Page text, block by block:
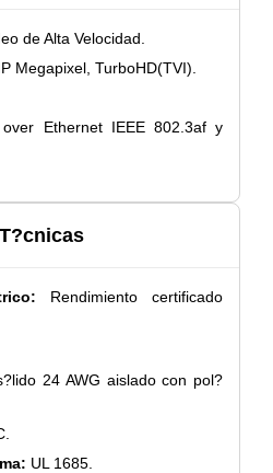
de Alta Velocidad.
Megapixel, TurboHD(TVI).
over Ethernet IEEE 802.3af y
Rendimiento certificado
24 AWG aislado con pol?
UL 1685.